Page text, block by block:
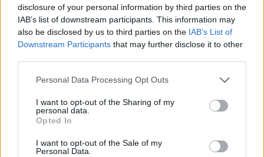
disclosure of your personal information by third parties on the
IAB’s list of downstream participants. This information may
also be disclosed by us to third parties on the IAB’s List of
Downstream Participants that may further disclose it to other
Personal Data Processing Opt Outs
I want to opt-out of the Sharing of my
personal data.
Opted In
I want to opt-out of the Sale of my
Personal Data.
alkalommal!Információ és jelentkezésA megújított
szerződés egyik legfontosabb eleme a környezeti terhelés
csökkentése, amelyet egy konkrét, gyakorlati fejlesztéssel
alapoznak meg. A Zwack dunaharaszti gyára és a
Waberer’s budapesti központi raktára közötti
árufuvarozást...
KEDVES OLVASÓNK!
tartozik, melynek olvasása előfizetéses